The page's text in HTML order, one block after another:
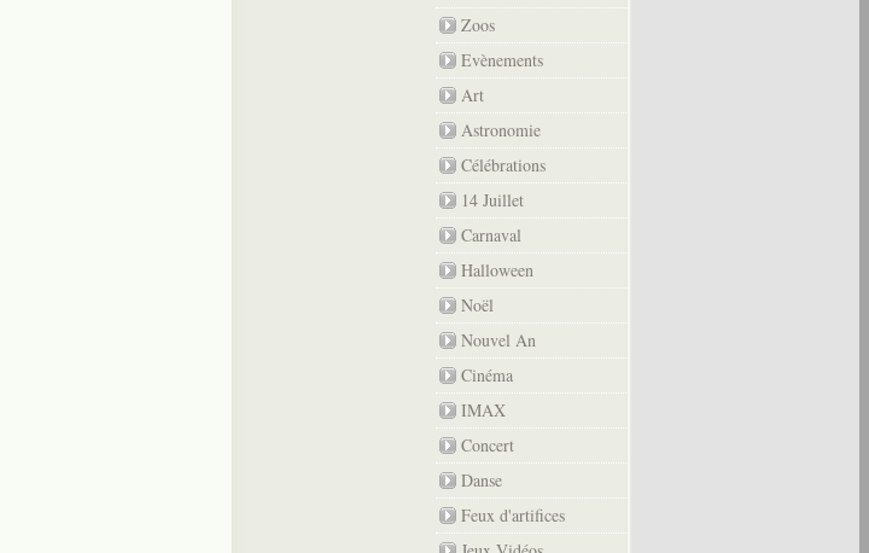
Zoos
Evènements
Art
Astronomie
Célébrations
14 Juillet
Carnaval
Halloween
Noël
Nouvel An
Cinéma
IMAX
Concert
Danse
Feux d'artifices